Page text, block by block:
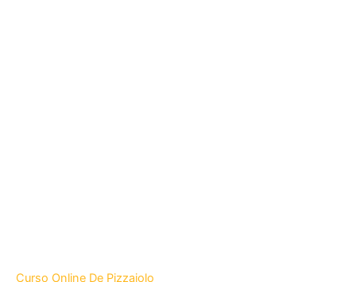
Curso Online De Pizzaiolo